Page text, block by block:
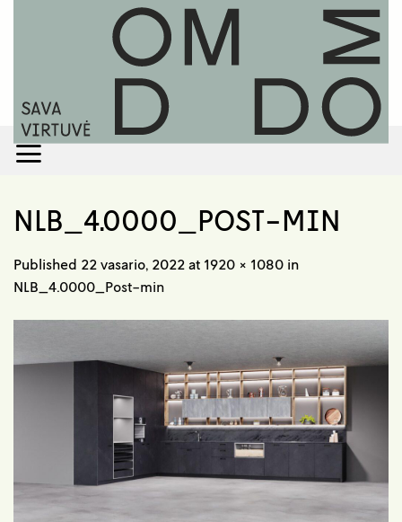
NLB_4.0000_POST-MIN
Published 22 vasario, 2022 at 1920 × 1080 in
NLB_4.0000_Post-min